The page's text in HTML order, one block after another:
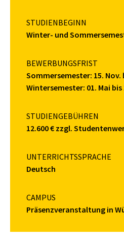
STUDIENBEGINN
Winter- und
BEWERBUNGSFRIST
Sommersemester: 15. Nov.
Wintersemester: 01. Mai bis
STUDIENGEBÜHREN
12.600 € zzgl.
UNTERRICHTSSPRACHE
Deutsch
CAMPUS
Präsenzveranstaltung in